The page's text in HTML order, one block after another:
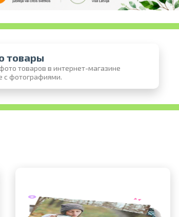
товары
товаров в интернет-магазине
с фотографиями.